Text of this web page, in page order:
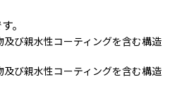
。
及び親水性コーティングを含む構造
及び親水性コーティングを含む構造